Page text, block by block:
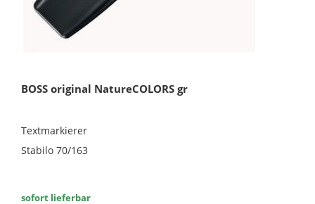
BOSS original NatureCOLORS gr
Textmarkierer
Stabilo 70/163
sofort lieferbar